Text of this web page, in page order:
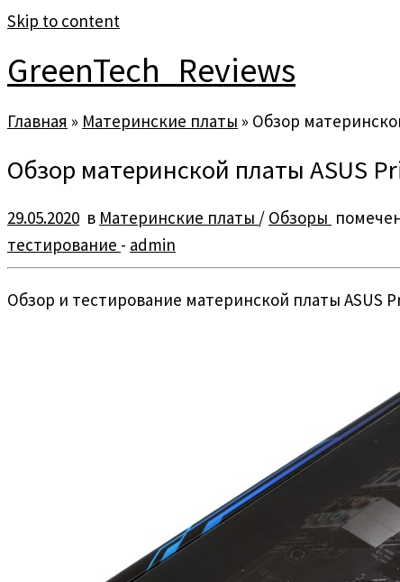
Skip to content
GreenTech_Reviews
Главная » Материнские платы » Обзор
Обзор материнской платы ASUS
29.05.2020 в Материнские платы / Обзоры
тестирование - admin
Обзор и тестирование материнской платы ASUS